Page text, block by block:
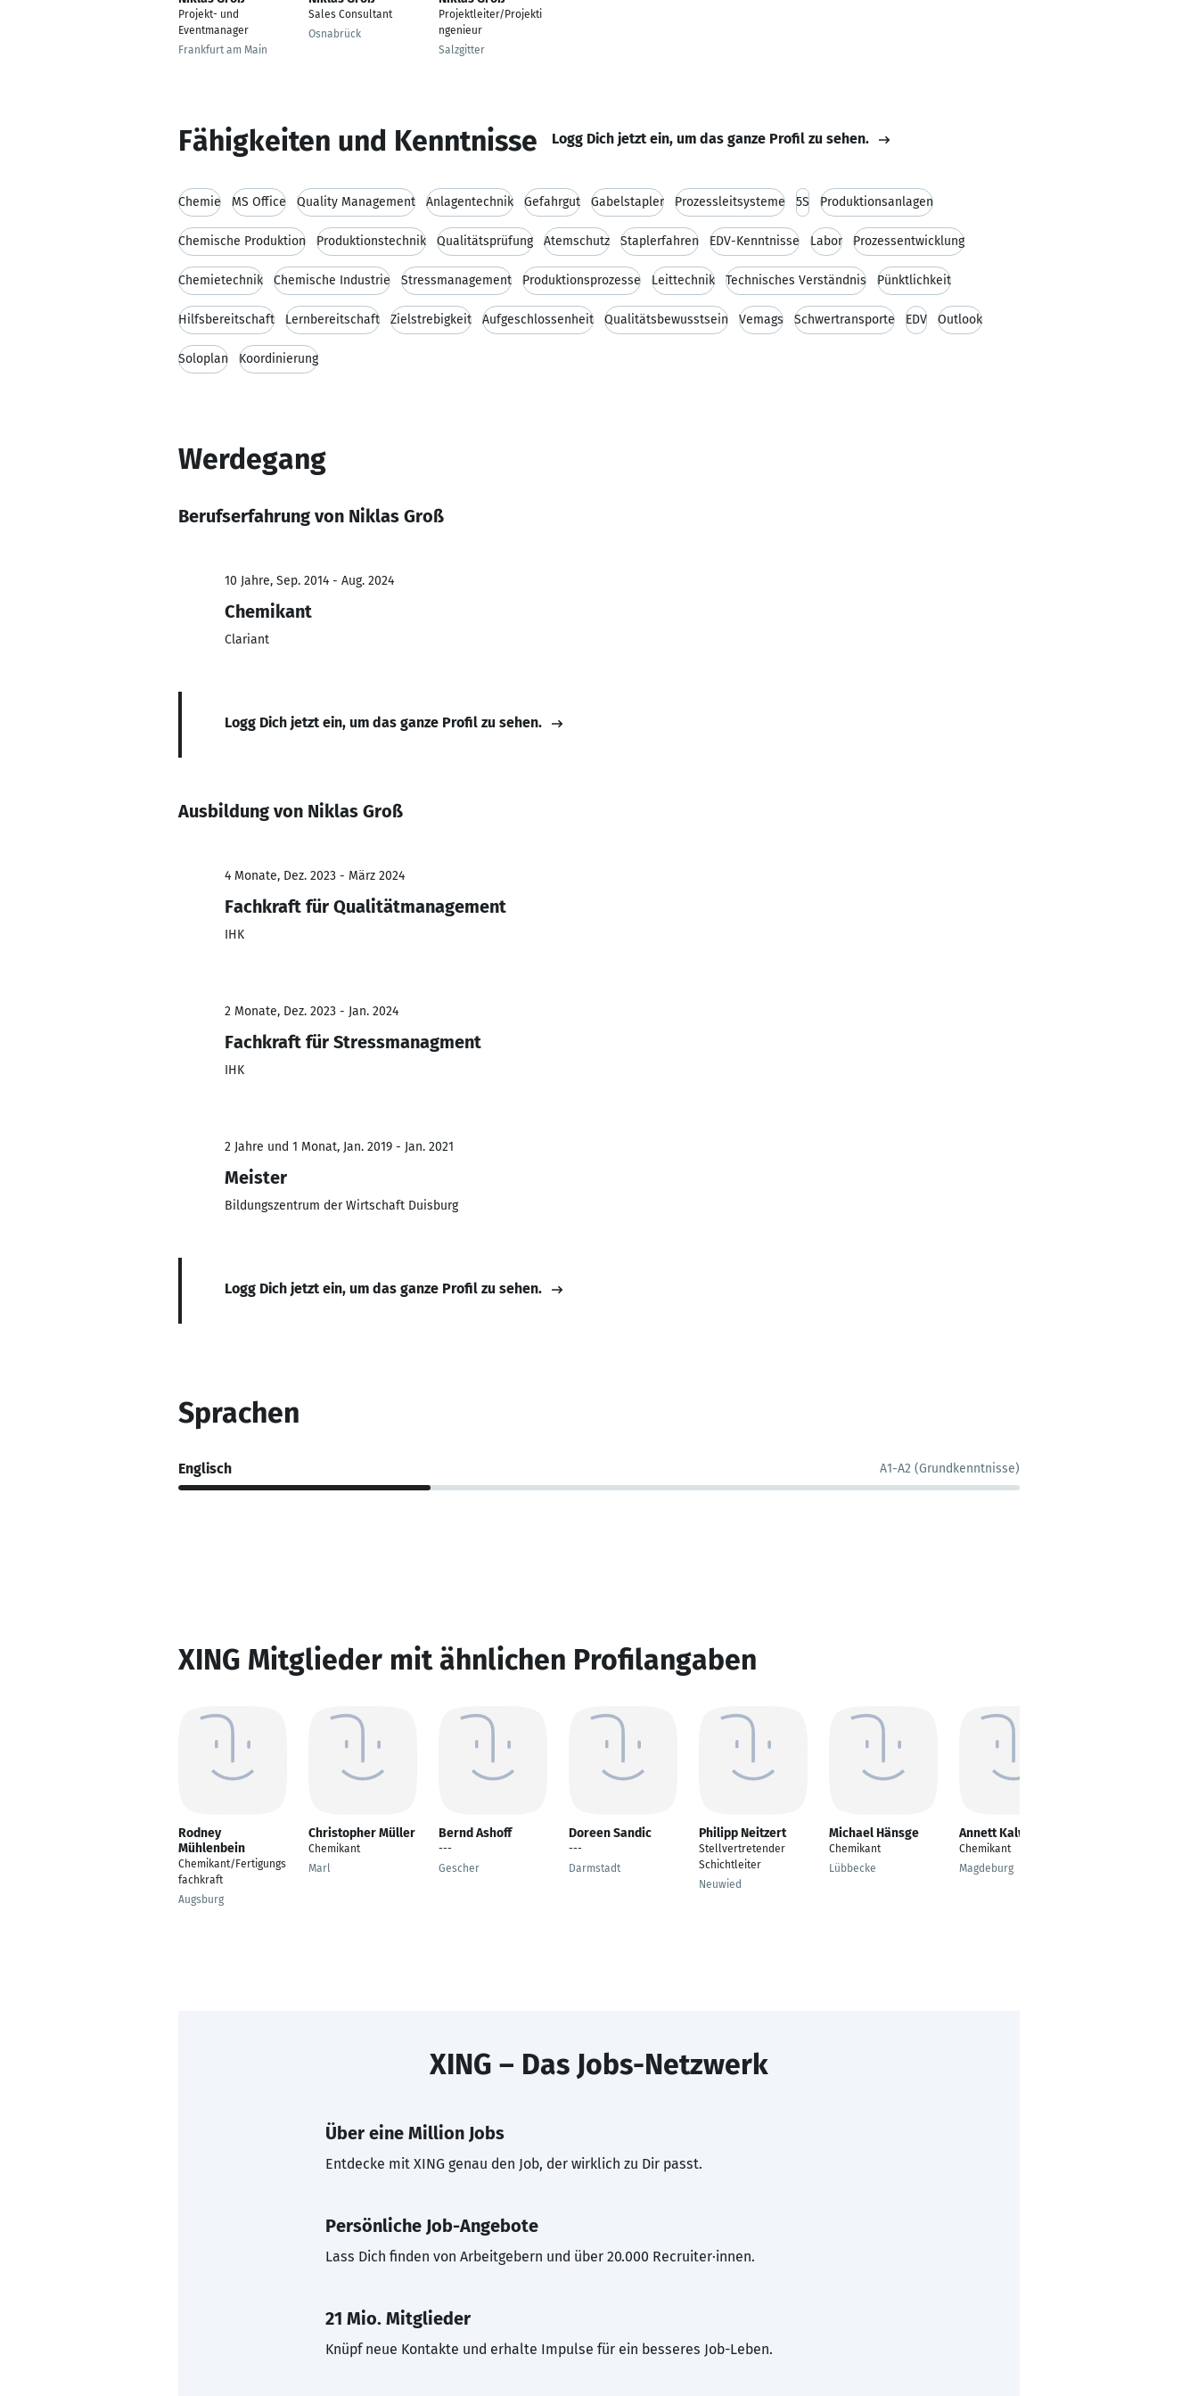
Projekt- und
Eventmanager
Frankfurt am Main
Sales Consultant
Osnabrück
Projektleiter/Projekti
ngenieur
Salzgitter
Fähigkeiten und Kenntnisse Logg Dich jetzt ein, um das ganze Profil zu sehen.
Chemie MS Office Quality Management Anlagentechnik Gefahrgut Gabelstapler Prozessleitsysteme 5S Produktionsanlagen
Chemische Produktion Produktionstechnik Qualitätsprüfung Atemschutz Staplerfahren EDV-Kenntnisse Labor Prozessentwicklung
Chemietechnik Chemische Industrie Stressmanagement Produktionsprozesse Leittechnik Technisches Verständnis Pünktlichkeit
Hilfsbereitschaft Lernbereitschaft Zielstrebigkeit Aufgeschlossenheit Qualitätsbewusstsein Vemags Schwertransporte EDV Outlook
Soloplan Koordinierung
Werdegang
Berufserfahrung von Niklas Groß
10 Jahre, Sep. 2014 - Aug. 2024
Chemikant
Clariant
Logg Dich jetzt ein, um das ganze Profil zu sehen.
Ausbildung von Niklas Groß
4 Monate, Dez. 2023 - März 2024
Fachkraft für Qualitätmanagement
IHK
2 Monate, Dez. 2023 - Jan. 2024
Fachkraft für Stressmanagment
IHK
2 Jahre und 1 Monat, Jan. 2019 - Jan. 2021
Meister
Bildungszentrum der Wirtschaft Duisburg
Logg Dich jetzt ein, um das ganze Profil zu sehen.
Sprachen
Englisch A1-A2 (Grundkenntnisse)
XING Mitglieder mit ähnlichen Profilangaben
Rodney
Mühlenbein
Chemikant/Fertigungs
fachkraft
Augsburg
Christopher Müller
Chemikant
Marl
Bernd Ashoff
---
Gescher
Doreen Sandic
---
Darmstadt
Philipp Neitzert
Stellvertretender
Schichtleiter
Neuwied
Michael Hänsge
Chemikant
Lübbecke
Annett Kalwatz
Chemikant
Magdeburg
XING – Das Jobs-Netzwerk
Über eine Million Jobs
Entdecke mit XING genau den Job, der wirklich zu Dir passt.
Persönliche Job-Angebote
Lass Dich finden von Arbeitgebern und über 20.000 Recruiter·innen.
21 Mio. Mitglieder
Knüpf neue Kontakte und erhalte Impulse für ein besseres Job-Leben.